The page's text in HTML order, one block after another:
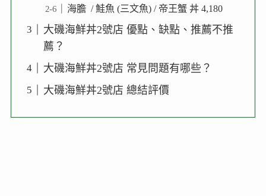
海膽 / 鮭魚 (三文魚) / 帝王蟹 丼 4,180
大磯海鮮丼2號店 優點、缺點、推薦不推
薦？
大磯海鮮丼2號店 常見問題有哪些？
大磯海鮮丼2號店 總結評價